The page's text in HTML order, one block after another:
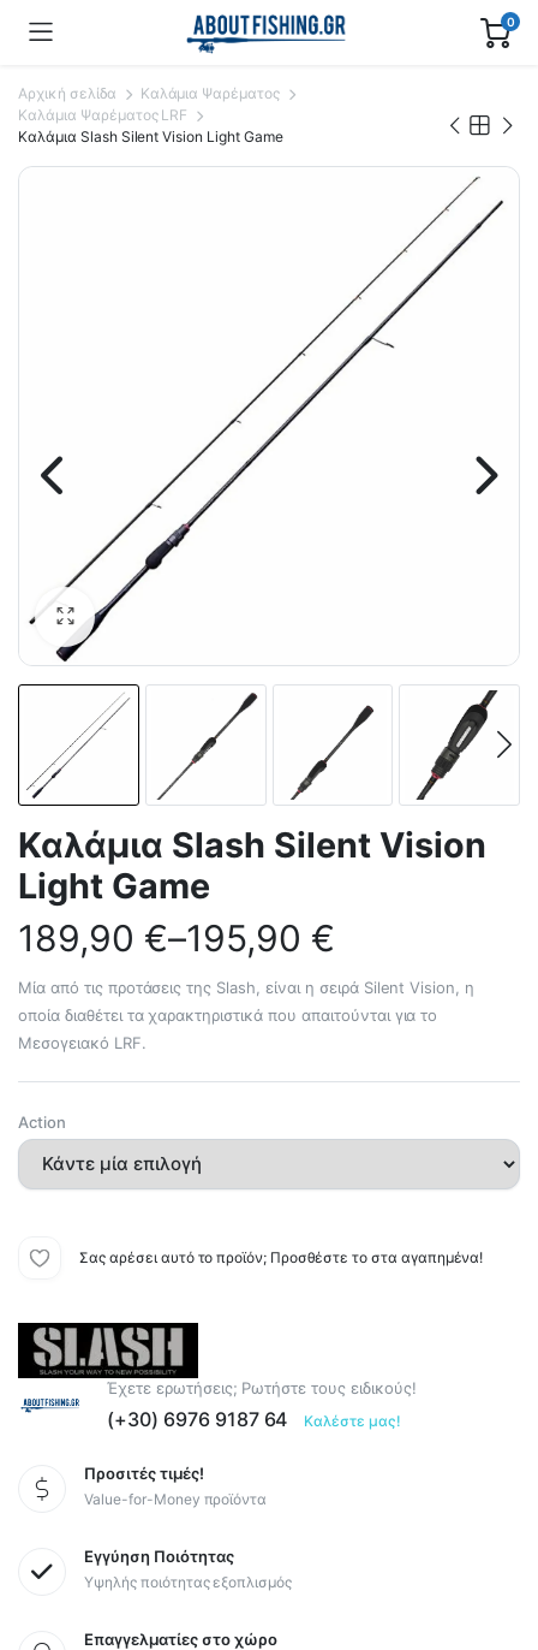
0
Αρχική σελίδα
Καλάμια Ψαρέματος
Καλάμια Ψαρέματος LRF
Καλάμια Slash Silent Vision Light Game
Καλάμια Slash Silent Vision
Light Game
189,90 €–195,90 €
Μία από τις προτάσεις της Slash, είναι η σειρά Silent Vision, η
οποία διαθέτει τα χαρακτηριστικά που απαιτούνται για το
Μεσογειακό LRF.
Action
Σας αρέσει αυτό το προϊόν; Προσθέστε το στα αγαπημένα!
Έχετε ερωτήσεις; Ρωτήστε τους ειδικούς!
(+30) 6976 9187 64 Καλέστε μας!
Προσιτές τιμές!
Value-for-Money προϊόντα
Εγγύηση Ποιότητας
Υψηλής ποιότητας εξοπλισμός
Επαγγελματίες στο χώρο